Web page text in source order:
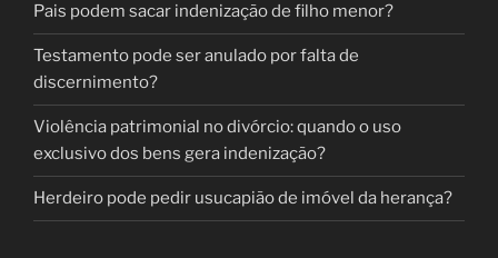
Pais podem sacar indenização de filho menor?
Testamento pode ser anulado por falta de
discernimento?
Violência patrimonial no divórcio: quando o uso
exclusivo dos bens gera indenização?
Herdeiro pode pedir usucapião de imóvel da herança?